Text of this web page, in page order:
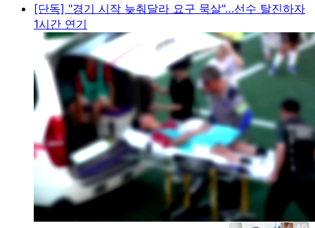
[단독] "경기 시작 늦춰달라 요구 묵살"…선수 탈진하자
1시간 연기